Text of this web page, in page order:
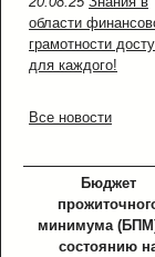
области
грамотности
для каждого!
Все новости
Бюджет
минимума
состоянию